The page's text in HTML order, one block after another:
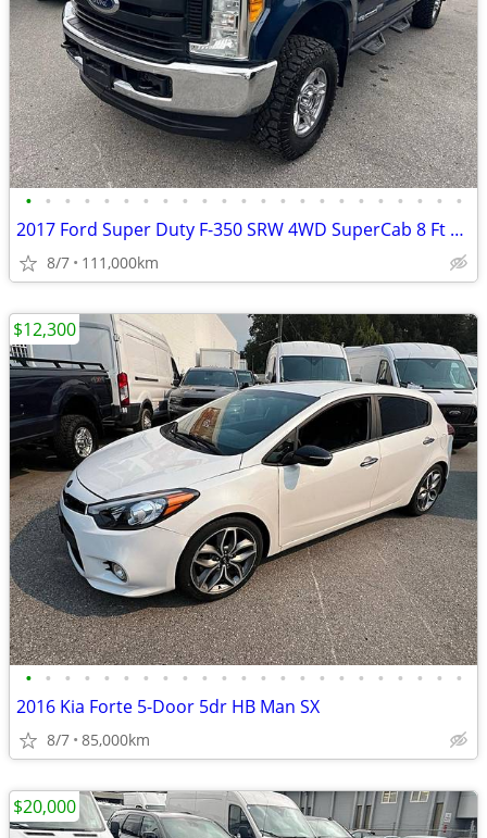
• • • • • • • • • • • • • • • • • • • • • • •
2017 Ford Super Duty F-350 SRW 4WD SuperCab 8 Ft Box XL
8/7 111,000km
• • • • • • • • • • • • • • • • • • • • • • •
2016 Kia Forte 5-Door 5dr HB Man SX
8/7 85,000km
$12,300
$20,000